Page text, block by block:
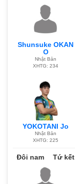
Shunsuke OKAN
O
Nhật Bản
XHTG: 234
YOKOTANI Jo
Nhật Bản
XHTG: 225
Đôi nam Tứ kết